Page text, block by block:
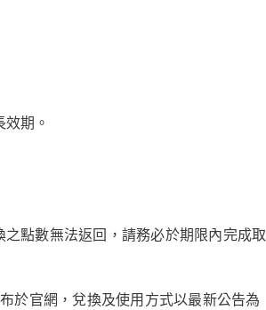
期。
點數無法返回，請務必於期限內完成取
於官網，兌換及使用方式以最新公告為